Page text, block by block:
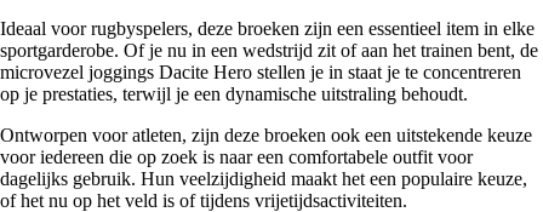
Ideaal voor rugbyspelers, deze broeken zijn een essentieel item in elke
sportgarderobe. Of je nu in een wedstrijd zit of aan het trainen bent, de
microvezel joggings Dacite Hero stellen je in staat je te concentreren
op je prestaties, terwijl je een dynamische uitstraling behoudt.
Ontworpen voor atleten, zijn deze broeken ook een uitstekende keuze
voor iedereen die op zoek is naar een comfortabele outfit voor
dagelijks gebruik. Hun veelzijdigheid maakt het een populaire keuze,
of het nu op het veld is of tijdens vrijetijdsactiviteiten.